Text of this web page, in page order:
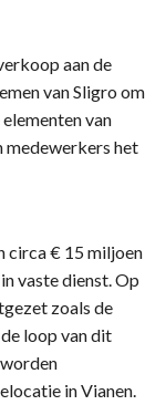
aan de
van Sligro om
van
medewerkers het
circa € 15 miljoen
vaste dienst. Op
zoals de
loop van dit
in Vianen.